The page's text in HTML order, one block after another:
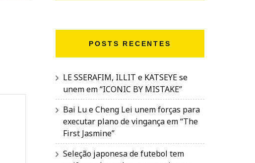
POSTS RECENTES
LE SSERAFIM, ILLIT e KATSEYE se
unem em “ICONIC BY MISTAKE”
Bai Lu e Cheng Lei unem forças para
executar plano de vingança em “The
First Jasmine”
Seleção japonesa de futebol tem